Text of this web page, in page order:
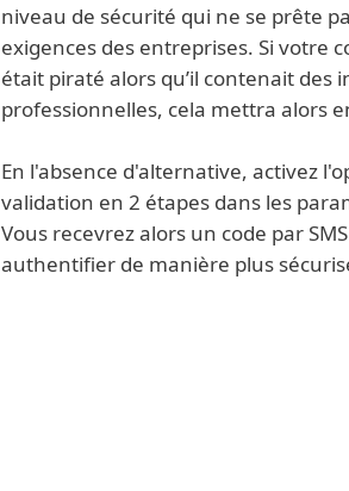
niveau de sécurité qui ne se prête
exigences des entreprises. Si votre
était piraté alors qu’il contenait des
professionnelles, cela mettra alors
En l'absence d'alternative, activez
validation en 2 étapes dans les
Vous recevrez alors un code par
authentifier de manière plus